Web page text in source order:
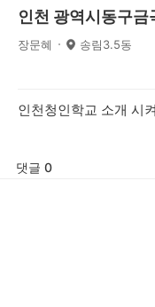
인천 광역시동구
장문혜 송림3.5동
인천청인학교 소개 시
댓글 0